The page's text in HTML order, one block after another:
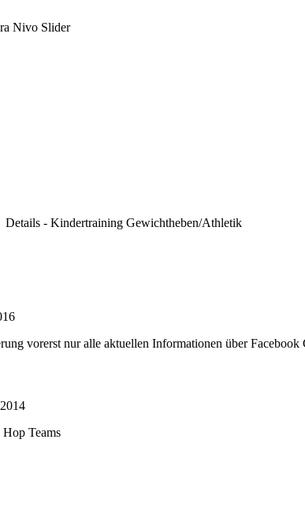
Details - Kindertraining Gewichtheben/Athletik
vorerst nur alle aktuellen Informationen über
Teams